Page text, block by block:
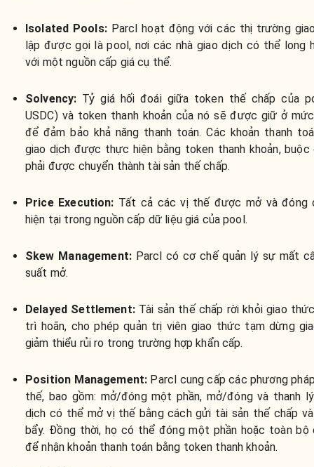
Isolated Pools:Parcl hoạt động với các thị trường
lập được gọi là pool, nơi các nhà giao dịch có thể long
với một nguồn cấp giá cụ thể.
Solvency: Tỷ giá hối đoái giữa token thế chấp của
USDC) và token thanh khoản của nó sẽ được giữ ở
để đảm bảo khả năng thanh toán. Các khoản thanh
giao dịch được thực hiện bằng token thanh khoản,
phải được chuyển thành tài sản thế chấp.
Price Execution: Tất cả các vị thế được mở và đóng
hiện tại trong nguồn cấp dữ liệu giá của pool.
Skew Management:Parcl có cơ chế quản lý sự mất
suất mở.
Delayed Settlement:Tài sản thế chấp rời khỏi giao
trì hoãn, cho phép quản trị viên giao thức tạm dừng
giảm thiểu rủi ro trong trường hợp khẩn cấp.
Position Management: Parcl cung cấp các phương
thế, bao gồm: mở/đóng một phần, mở/đóng và thanh
dịch có thể mở vị thế bằng cách gửi tài sản thế chấp
bẩy. Đồng thời, họ có thể đóng một phần hoặc toàn
để nhận khoản thanh toán bằng token thanh khoản.